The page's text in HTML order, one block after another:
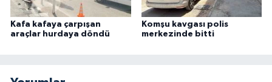
Kafa kafaya çarpışan
araçlar hurdaya döndü
Komşu kavgası polis
merkezinde bitti